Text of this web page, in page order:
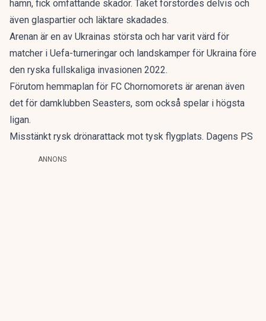
hamn, fick omfattande skador. Taket förstördes delvis och
även glaspartier och läktare skadades.
Arenan är en av Ukrainas största och har varit värd för
matcher i Uefa-turneringar och landskamper för Ukraina före
den ryska fullskaliga invasionen 2022.
Förutom hemmaplan för FC Chornomorets är arenan även
det för damklubben Seasters, som också spelar i högsta
ligan.
Misstänkt rysk drönarattack mot tysk flygplats. Dagens PS
ANNONS